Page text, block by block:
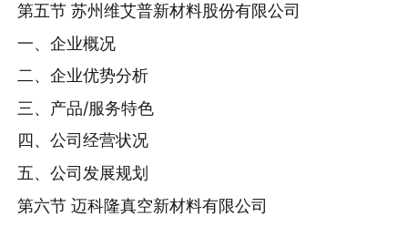
第五节 苏州维艾普新材料股份有限公司
一、企业概况
二、企业优势分析
三、产品/服务特色
四、公司经营状况
五、公司发展规划
第六节 迈科隆真空新材料有限公司